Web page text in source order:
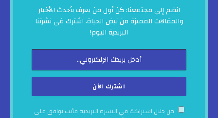
انضم إلى مجتمعنا: كن أول من يعرف بأحدث الأخبار
والمقالات المميزة من نبض الحياة. اشترك في نشرتنا
البريدية اليوم!
من خلال اشتراكك في النشرة البريدية فأنت توافق على